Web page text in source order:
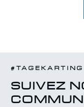
#TAGEKARTING
SUIVEZ